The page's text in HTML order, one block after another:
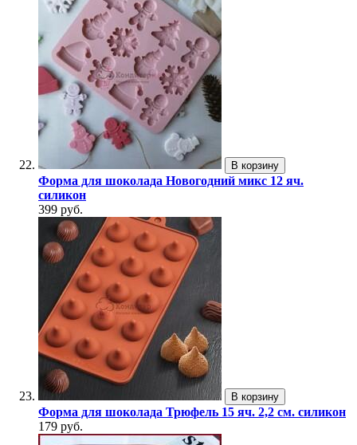
В корзину
Форма для шоколада Новогодний микс 12 яч.
силикон
399 руб.
В корзину
Форма для шоколада Трюфель 15 яч. 2,2 см. силикон
179 руб.